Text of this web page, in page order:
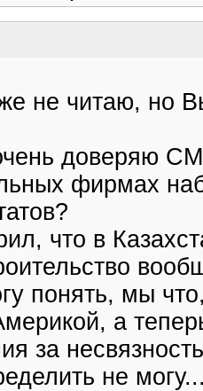
не читаю, но
доверяю
фирмах
что в
понять, мы
а
за
не